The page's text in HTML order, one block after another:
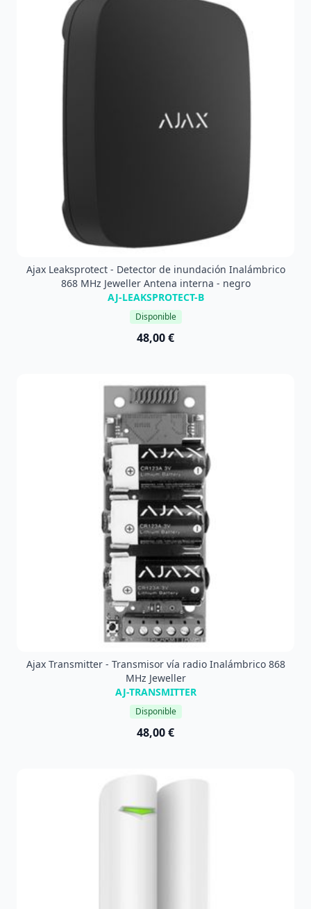
Ajax Leaksprotect - Detector de inundación Inalámbrico
868 MHz Jeweller Antena interna - negro
AJ-LEAKSPROTECT-B
Disponible
48,00 €
Ajax Transmitter - Transmisor vía radio Inalámbrico 868
MHz Jeweller
AJ-TRANSMITTER
Disponible
48,00 €